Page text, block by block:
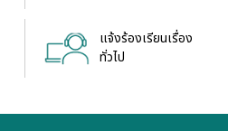
แจ้งร้องเรียนเรื่อง
ทั่วไป